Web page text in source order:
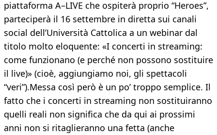
piattaforma A–LIVE che ospiterà proprio “Heroes”,
parteciperà il 16 settembre in diretta sui canali
social dell’Università Cattolica a un webinar dal
titolo molto eloquente: «I concerti in streaming:
come funzionano (e perché non possono sostituire
il live)» (cioè, aggiungiamo noi, gli spettacoli
“veri”).Messa così però è un po’ troppo semplice. Il
fatto che i concerti in streaming non sostituiranno
quelli reali non significa che da qui ai prossimi
anni non si ritaglieranno una fetta (anche